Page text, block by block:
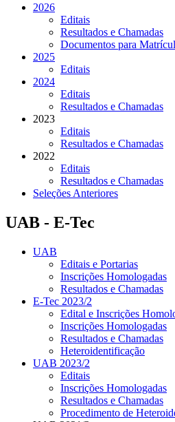
2026
Editais
Resultados e Chamadas
Documentos para
2025
Editais
2024
Editais
Resultados e Chamadas
2023
Editais
Resultados e Chamadas
2022
Editais
Resultados e Chamadas
Seleções Anteriores
UAB - E-Tec
UAB
Editais e Portarias
Inscrições Homologadas
Resultados e Chamadas
E-Tec 2023/2
Edital e Inscrições
Inscrições Homologadas
Resultados e Chamadas
Heteroidentificação
UAB 2023/2
Editais
Inscrições Homologadas
Resultados e Chamadas
Procedimento de